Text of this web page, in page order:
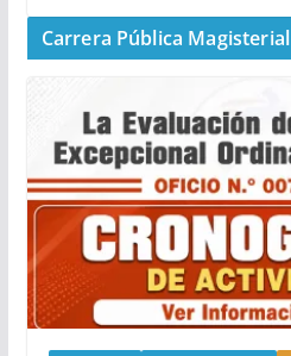
Carrera Pública Magisterial